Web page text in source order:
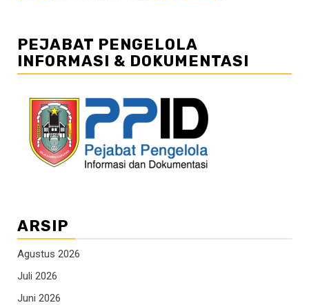
PEJABAT PENGELOLA
INFORMASI & DOKUMENTASI
ARSIP
Agustus 2026
Juli 2026
Juni 2026